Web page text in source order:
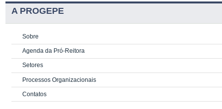
A PROGEPE
Sobre
Agenda da Pró-Reitora
Setores
Processos Organizacionais
Contatos